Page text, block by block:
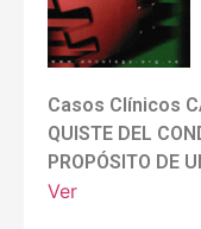
Casos Clínicos
QUISTE DEL
PROPÓSITO DE
Ver